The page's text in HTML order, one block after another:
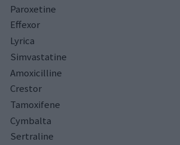
Paroxetine
Effexor
Lyrica
Simvastatine
Amoxicilline
Crestor
Tamoxifene
Cymbalta
Sertraline